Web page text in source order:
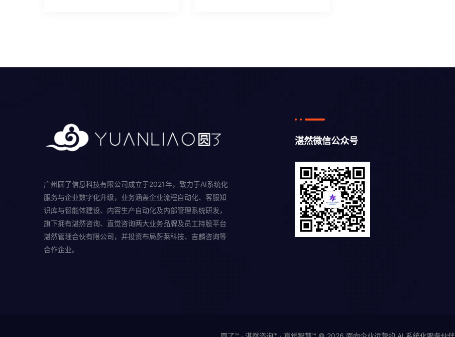
广州圆了信息科技有限公司成立于2021年，致力于AI系统化
服务与企业数字化升级，业务涵盖企业流程自动化、客服知
识库与智能体建设、内容生产自动化及内部管理系统研发，
旗下拥有湛然咨询、直觉咨询两大业务品牌及员工持股平台
湛然管理合伙有限公司，并投资布局蔚莱科技、吉麟咨询等
合作企业。
湛然微信公众号